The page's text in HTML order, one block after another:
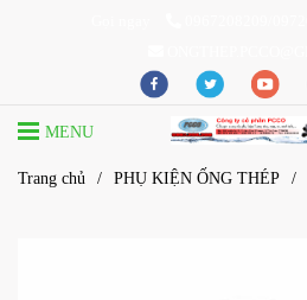
MENU
Trang chủ / PHỤ KIỆN ỐNG THÉP /